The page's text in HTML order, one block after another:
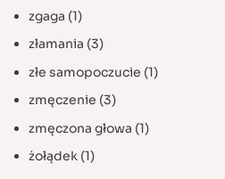
zgaga (1)
złamania (3)
złe samopoczucie (1)
zmęczenie (3)
zmęczona głowa (1)
żołądek(1)